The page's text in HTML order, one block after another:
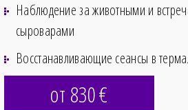
Наблюдение за животными и
сыроварами
Восстанавливающие сеансы в
от 830€